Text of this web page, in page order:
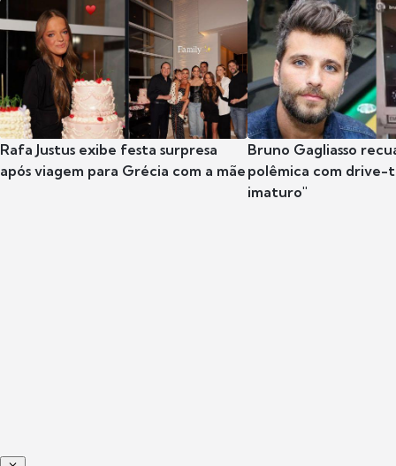
Rafa Justus exibe festa surpresa
após viagem para Grécia com a mãe
Bruno Gagliasso
polêmica com drive-
imaturo"